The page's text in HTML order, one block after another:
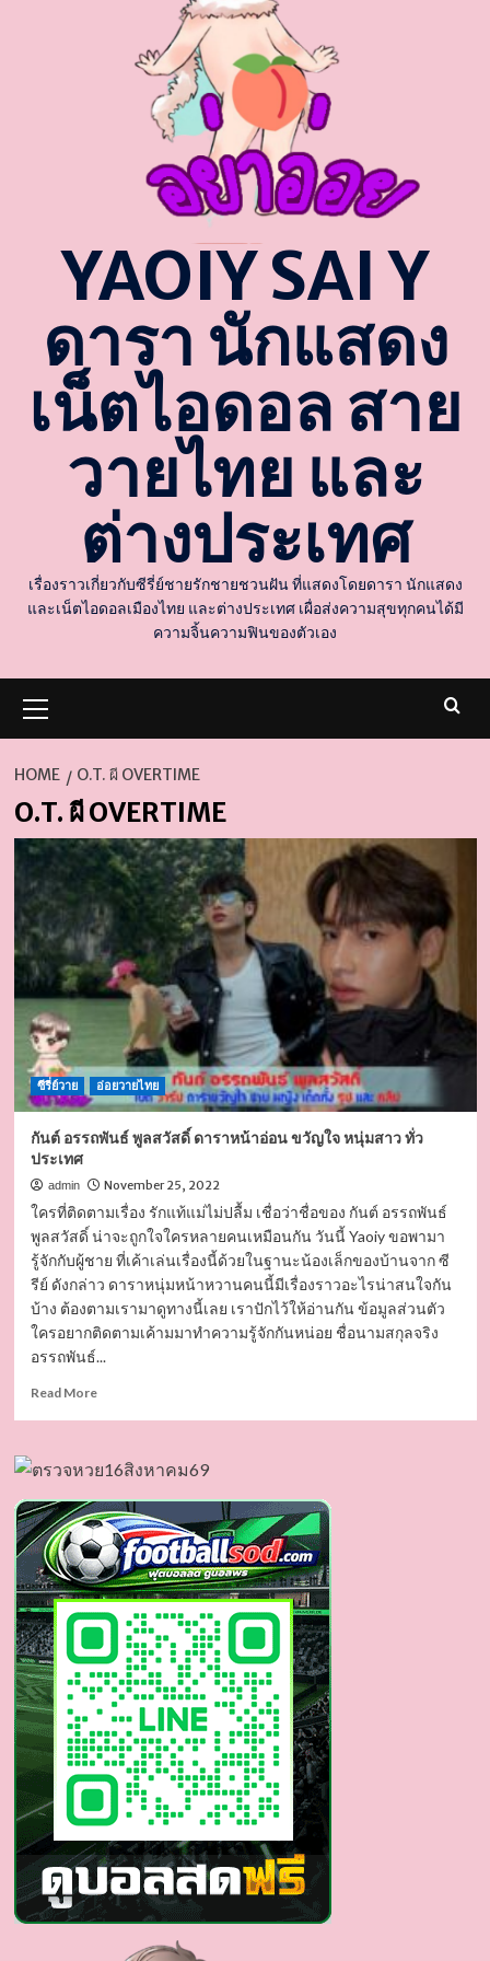
YAOIY SAI Y
ดารา นักแสดง
เน็ตไอดอล สาย
วายไทย และ
ต่างประเทศ
เรื่องราวเกี่ยวกับซีรี่ย์ชายรักชายชวนฝัน ที่แสดงโดยดารา นักแสดง
และเน็ตไอดอลเมืองไทย และต่างประเทศ เผื่อส่งความสุขทุกคนได้มี
ความจิ้นความฟินของตัวเอง
Menu
HOME O.T. ผี OVERTIME
O.T. ผี OVERTIME
ซีรี่ย์วาย อ่อยวายไทย
กันต์ อรรถพันธ์ พูลสวัสดิ์ ดาราหน้าอ่อน ขวัญใจ หนุ่มสาว ทั่ว
ประเทศ
admin November 25, 2022
ใครที่ติดตามเรื่อง รักแท้แม่ไม่ปลื้ม เชื่อว่าชื่อของ กันต์ อรรถพันธ์
พูลสวัสดิ์ น่าจะถูกใจใครหลายคนเหมือนกัน วันนี้ Yaoiy ขอพามา
รู้จักกับผู้ชาย ที่เค้าเล่นเรื่องนี้ด้วยในฐานะน้องเล็กของบ้านจาก ซี
รีย์ ดังกล่าว ดาราหนุ่มหน้าหวานคนนี้มีเรื่องราวอะไรน่าสนใจกัน
บ้าง ต้องตามเรามาดูทางนี้เลย เราปักไว้ให้อ่านกัน ข้อมูลส่วนตัว
ใครอยากติดตามเค้ามมาทำความรู้จักกันหน่อย ชื่อนามสกุลจริง
อรรถพันธ์...
Read MoreRead
อรรถ
พูล
สวัสดิ์
ดารา
หน้า
อ่อน
ขวัญใจ
หนุ่ม
สาว
ทั่ว
ประเทศ